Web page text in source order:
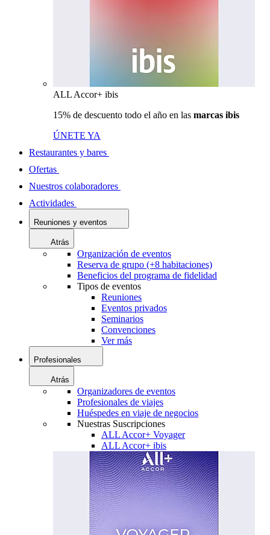
ALL Accor+ ibis
15% de descuento todo el año en las marcas ibis
ÚNETE YA
Restaurantes y bares
Ofertas
Nuestros colaboradores
Actividades
Reuniones y eventos
Atrás
Organización de eventos
Reserva de grupo (+8 habitaciones)
Beneficios del programa de fidelidad
Tipos de eventos
Reuniones
Eventos privados
Seminarios
Convenciones
Ver más
Profesionales
Atrás
Organizadores de eventos
Profesionales de viajes
Huéspedes en viaje de negocios
Nuestras Suscripciones
ALL Accor+ Voyager
ALL Accor+ ibis